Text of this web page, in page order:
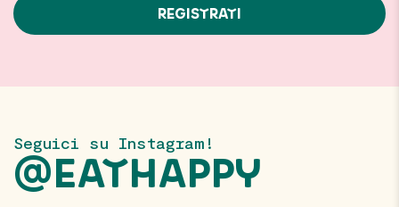
Seguici su Instagram!
@EATHAPPY